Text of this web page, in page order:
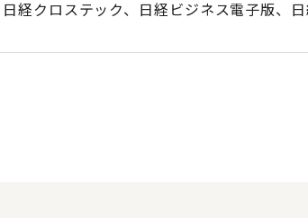
日経クロステック、日経ビジネス電子版、